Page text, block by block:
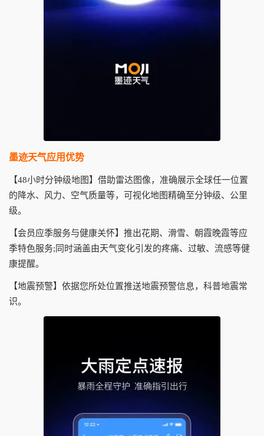
墨迹天气应用优势
【48小时分钟级地图】借助雷达图像，准确展示全球任一位置
的降水、风力、空气质量等，可视化地图精确至分钟级、公里
级。
【会员应季服务与健康关怀】推出花期、滑雪、朝霞晚霞等应
季特色服务;同时涵盖由天气变化引发的疼痛、过敏、流感等健
康提醒。
【地震预警】依据您所处位置推送地震预警信息，科普地震常
识。